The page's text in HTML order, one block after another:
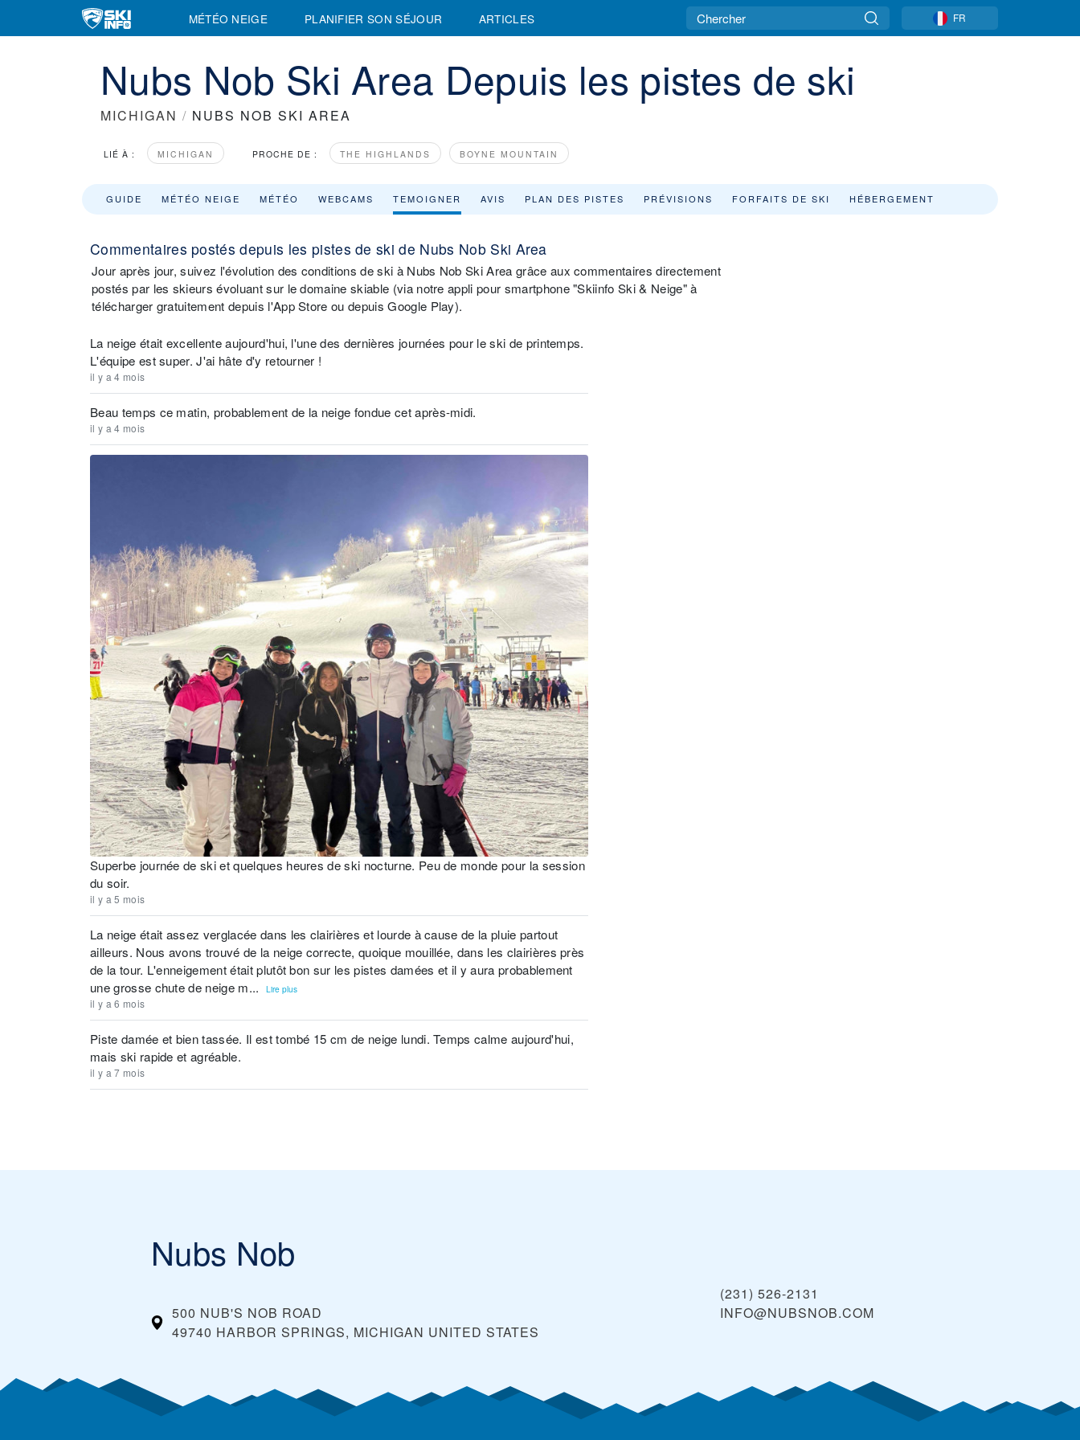
MÉTÉO NEIGE PLANIFIER SON SÉJOUR ARTICLES FR
Nubs Nob Ski Area Depuis les pistes de ski
MICHIGAN / NUBS NOB SKI AREA
LIÉ À : MICHIGAN PROCHE DE : THE HIGHLANDS BOYNE MOUNTAIN
GUIDE MÉTÉO NEIGE MÉTÉO WEBCAMS TEMOIGNER AVIS PLAN DES PISTES PRÉVISIONS FORFAITS DE SKI HÉBERGEMENT
Commentaires postés depuis les pistes de ski de Nubs Nob Ski Area
Jour après jour, suivez l'évolution des conditions de ski à Nubs Nob Ski Area grâce aux commentaires directement
postés par les skieurs évoluant sur le domaine skiable (via notre appli pour smartphone "Skiinfo Ski & Neige" à
télécharger gratuitement depuis l'App Store ou depuis Google Play).
La neige était excellente aujourd'hui, l'une des dernières journées pour le ski de printemps.
L'équipe est super. J'ai hâte d'y retourner !
il y a 4 mois
Beau temps ce matin, probablement de la neige fondue cet après-midi.
il y a 4 mois
Superbe journée de ski et quelques heures de ski nocturne. Peu de monde pour la session
du soir.
il y a 5 mois
La neige était assez verglacée dans les clairières et lourde à cause de la pluie partout
ailleurs. Nous avons trouvé de la neige correcte, quoique mouillée, dans les clairières près
de la tour. L'enneigement était plutôt bon sur les pistes damées et il y aura probablement
une grosse chute de neige m...
Lire plus
il y a 6 mois
Piste damée et bien tassée. Il est tombé 15 cm de neige lundi. Temps calme aujourd'hui,
mais ski rapide et agréable.
il y a 7 mois
Nubs Nob
500 NUB'S NOB ROAD
49740 HARBOR SPRINGS, MICHIGAN UNITED STATES
(231) 526-2131
INFO@NUBSNOB.COM